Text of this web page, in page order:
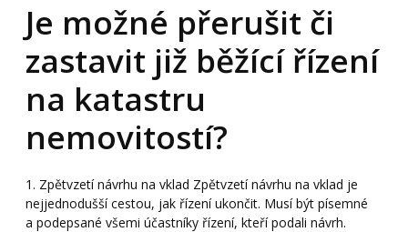
Je možné přerušit či
zastavit již běžící řízení
na katastru
nemovitostí?
1. Zpětvzetí návrhu na vklad Zpětvzetí návrhu na vklad je
nejjednodušší cestou, jak řízení ukončit. Musí být písemné
a podepsané všemi účastníky řízení, kteří podali návrh.